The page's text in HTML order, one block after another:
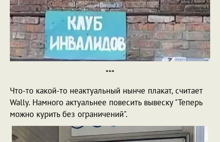
***
Что-то какой-то неактуальный нынче плакат, считает
Wally. Намного актуальнее повесить вывеску "Теперь
можно курить без ограничений".